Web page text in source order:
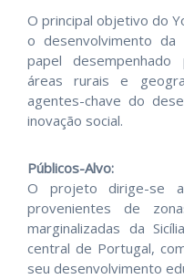
O principal objetivo do
o desenvolvimento da
papel
áreas rurais e
agentes-chave do
inovação social.
Públicos-Alvo:
O projeto dirige-se
provenientes de
marginalizadas da
central de Portugal,
seu desenvolvimento